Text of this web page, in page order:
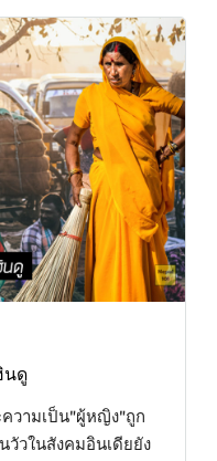
นดู
วามเป็น"ผู้หญิง"ถูก
วัวในสังคมอินเดียยัง